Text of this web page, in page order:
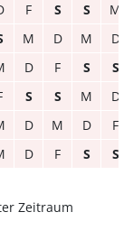
F S S
M
M D M
D
D F S
S
S S M
D
D M D
F
D F S S
Zeitraum